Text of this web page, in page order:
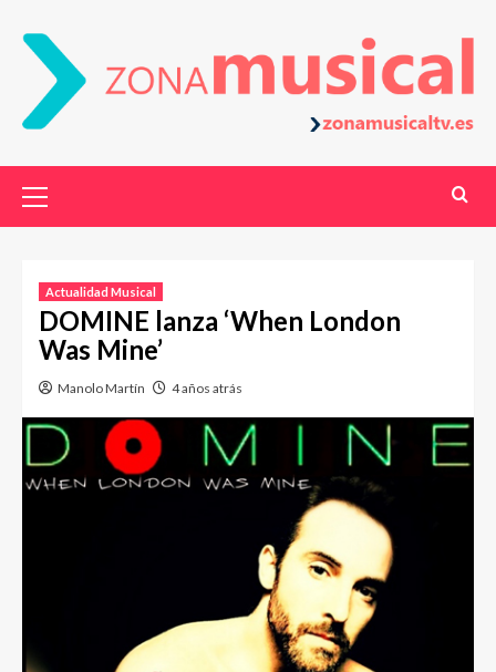
Actualidad Musical
DOMINE lanza ‘When London
Was Mine’
Manolo Martín 4 años atrás